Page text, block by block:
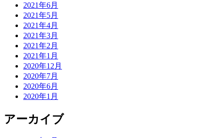
2021年6月
2021年5月
2021年4月
2021年3月
2021年2月
2021年1月
2020年12月
2020年7月
2020年6月
2020年1月
アーカイブ